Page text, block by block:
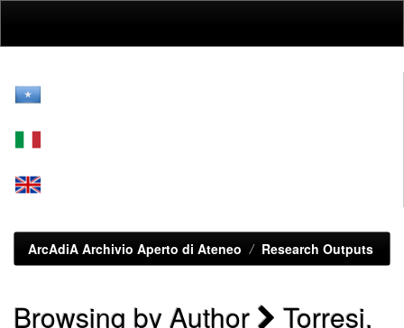
ArcAdiA Archivio Aperto di Ateneo Research Outputs
Browsing by Author Torresi,